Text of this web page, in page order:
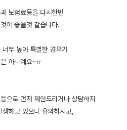
보험료등을 다시한번
이 좋을것 같습니다.
무 높아 특별한 경우가
아니예요~ㅠ
으로 먼저 제안드리거나 상담하지
하고 있으니 유의하시고,